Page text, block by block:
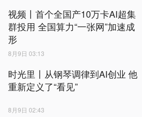
视频丨首个全国产10万卡AI超集
群投用 全国算力“一张网”加速成
形
8月9日 03:13
时光里丨从钢琴调律到AI创业 他
重新定义了“看见”
8月9日 02:43